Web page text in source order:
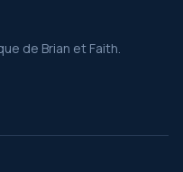
de Brian et Faith.